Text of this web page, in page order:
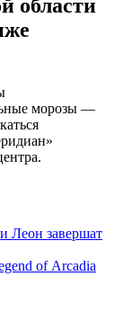
области
морозы —
Леон завершат
of Arcadia